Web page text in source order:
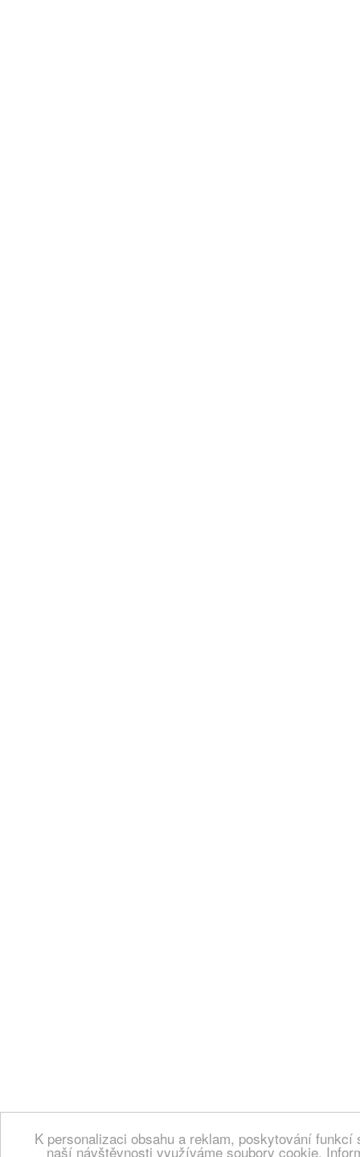
K personalizaci obsahu a reklam, poskytování
naší návštěvnosti využíváme soubory cookie.